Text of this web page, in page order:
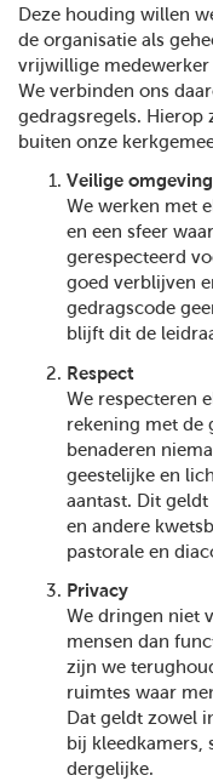
Deze houding willen
de organisatie als
vrijwillige
We verbinden ons
gedragsregels. Hierop
buiten onze
Veilige omgeving
We werken met
en een sfeer
gerespecteerd
goed verblijven
gedragscode
blijft dit de
Respect
We respecteren
rekening met de
benaderen
geestelijke en
aantast. Dit
en andere
pastorale en
Privacy
We dringen niet
mensen dan
zijn we
ruimtes waar
Dat geldt zowel
bij kleedkamers,
dergelijke.